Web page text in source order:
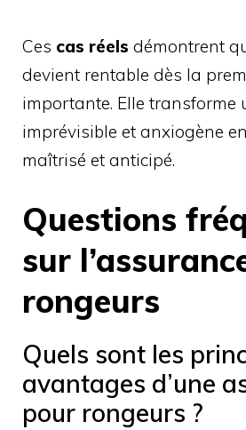
Ces cas réels démontrent
devient rentable dès la
importante. Elle transforme
imprévisible et anxiogène
maîtrisé et anticipé.
Questions
sur
rongeurs
Quels sont les
avantages d’une
pour rongeurs ?